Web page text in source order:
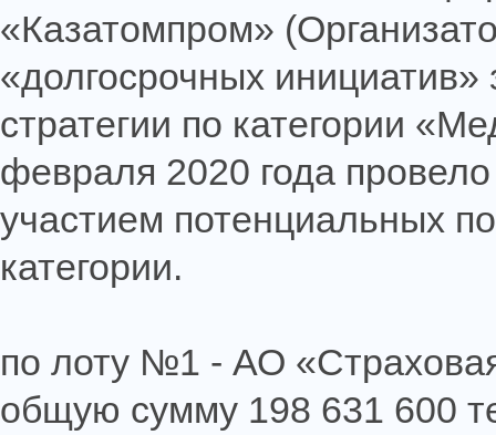
«Казатомпром»
«долгосрочных инициатив»
стратегии по категории
февраля 2020 года
участием потенциальных
категории.
по лоту №1 - АО
общую сумму 198 631 600